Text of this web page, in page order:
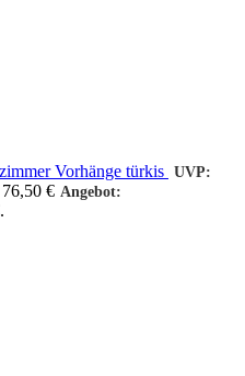
Vorhänge türkis UVP:
€ Angebot: